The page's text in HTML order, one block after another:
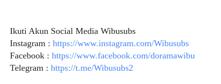
Ikuti Akun Social Media Wibusubs
Instagram : https://www.instagram.com/Wibusubs
Facebook : https://www.facebook.com/doramawibu
Telegram : https://t.me/Wibusubs2